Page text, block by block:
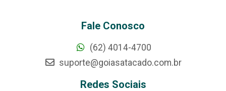
Fale Conosco
(62) 4014-4700
suporte@goiasatacado.com.br
Redes Sociais